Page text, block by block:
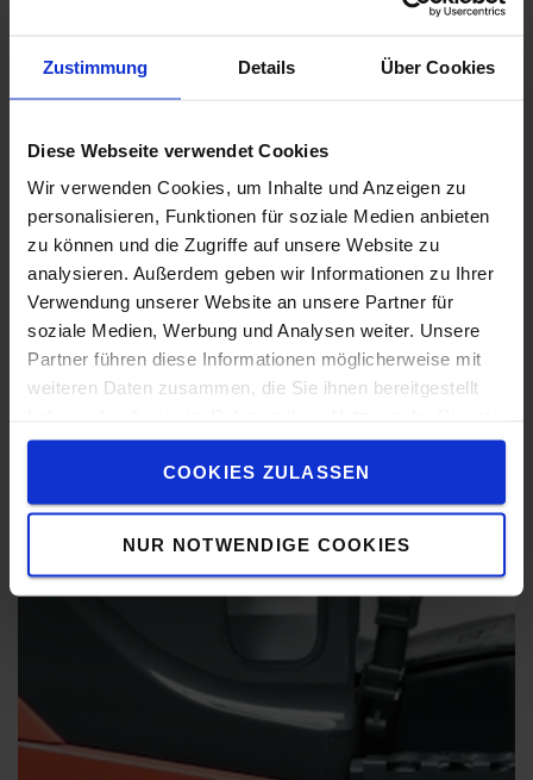
Zustimmung Details Über Cookies
Diese Webseite verwendet Cookies
Wir verwenden Cookies, um Inhalte und Anzeigen zu
personalisieren, Funktionen für soziale Medien anbieten
zu können und die Zugriffe auf unsere Website zu
analysieren. Außerdem geben wir Informationen zu Ihrer
Verwendung unserer Website an unsere Partner für
soziale Medien, Werbung und Analysen weiter. Unsere
Partner führen diese Informationen möglicherweise mit
weiteren Daten zusammen, die Sie ihnen bereitgestellt
gesammelt haben.
COOKIES ZULASSEN
NUR NOTWENDIGE COOKIES